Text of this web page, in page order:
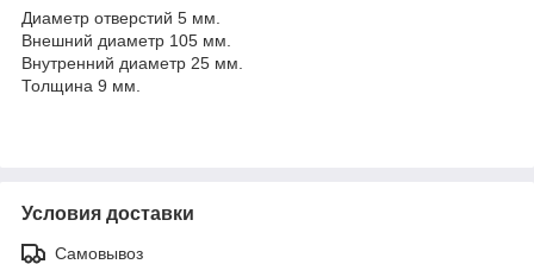
Диаметр отверстий 5 мм.
Внешний диаметр 105 мм.
Внутренний диаметр 25 мм.
Толщина 9 мм.
Условия доставки
Самовывоз